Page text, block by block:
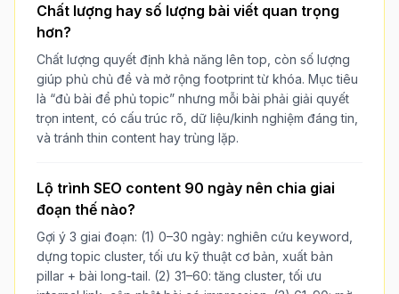
Chất lượng hay số lượng bài viết quan trọng
hơn?
Chất lượng quyết định khả năng lên top, còn số lượng
giúp phủ chủ đề và mở rộng footprint từ khóa. Mục tiêu
là “đủ bài để phủ topic” nhưng mỗi bài phải giải quyết
trọn intent, có cấu trúc rõ, dữ liệu/kinh nghiệm đáng tin,
và tránh thin content hay trùng lặp.
Lộ trình SEO content 90 ngày nên chia giai
đoạn thế nào?
Gợi ý 3 giai đoạn: (1) 0–30 ngày: nghiên cứu keyword,
dựng topic cluster, tối ưu kỹ thuật cơ bản, xuất bản
pillar + bài long-tail. (2) 31–60: tăng cluster, tối ưu